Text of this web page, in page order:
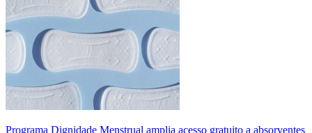
Programa Dignidade Menstrual amplia acesso gratuito a absorventes